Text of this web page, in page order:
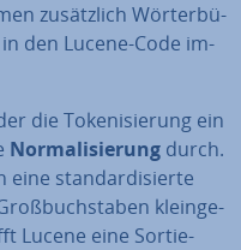
zu­sätz­lich Wör­ter­bü­
den Lucene-Code im­
die To­ke­ni­sie­rung ein
Nor­ma­li­sie­rung durch.
eine stan­dar­di­sier­te
klein­ge­
Lucene eine Sor­tie­